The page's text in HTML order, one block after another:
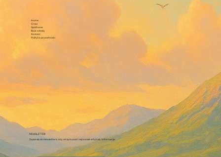
Home
O nas
Spotkania
Baza wiedzy
Kontakt
Polityka prywatności
NEWSLETTER
Zapisz się do newslettera, aby otrzymywać najnowsze artykuły i informacje.